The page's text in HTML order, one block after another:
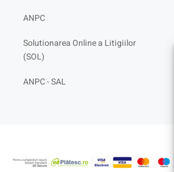
ANPC
Solutionarea Online a Litigiilor
(SOL)
ANPC - SAL